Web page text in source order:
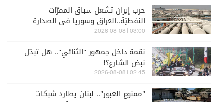
حرب إيران تشعل سباق الممرّات
النفطيّة..العراق وسوريا في الصدارة
ولبنان على خطّ الفرصة
03:00 | 2026-08-08
نقمة داخل جمهور "الثنائي".. هل تبدّل
نبض الشارع؟!
02:45 | 2026-08-08
"ممنوع العبور".. لبنان يطارد شبكات